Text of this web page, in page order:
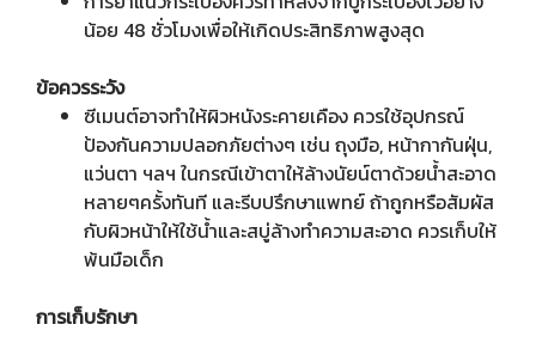
น้อย 48 ชั่วโมงเพื่อให้เกิดประสิทธิภาพสูงสุด
ข้อควรระวัง
ซีเมนต์อาจทำให้ผิวหนังระคายเคือง ควรใช้อุปกรณ์
ป้องกันความปลอกภัยต่างๆ เช่น ถุงมือ, หน้ากากันฝุ่น,
แว่นตา ฯลฯ ในกรณีเข้าตาให้ล้างนัยน์ตาด้วยน้ำสะอาด
หลายๆครั้งทันที และรีบปรึกษาแพทย์ ถ้าถูกหรือสัมผัส
กับผิวหน้าให้ใช้น้ำและสบู่ล้างทำความสะอาด ควรเก็บให้
พ้นมือเด็ก
การเก็บรักษา